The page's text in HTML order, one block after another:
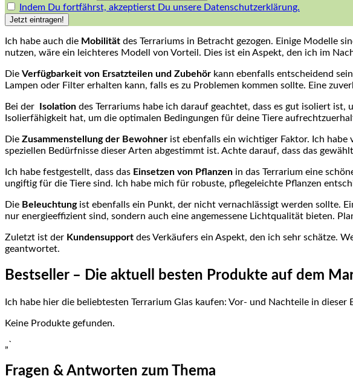
Indem Du fortfährst, akzeptierst Du unsere Datenschutzerklärung.
Ich‍ habe auch die Mobilität des Terrariums ⁤in Betracht gezogen. Einige⁤ Modelle
⁣nutzen, ⁤wäre ein leichteres Modell‌ von Vorteil. Dies ist‍ ein Aspekt, den ich ⁣im‌
Die Verfügbarkeit von Ersatzteilen⁤ und Zubehör kann⁤ ebenfalls entscheidend
Lampen oder Filter erhalten⁣ kann, falls ⁢es zu Problemen kommen sollte. Eine
Bei ⁣der ‍ Isolation des Terrariums habe ich darauf geachtet, dass​ es gut isoliert
Isolierfähigkeit hat, ⁣um die optimalen Bedingungen ‌für deine Tiere
Die Zusammenstellung der Bewohner ist ebenfalls⁤ ein wichtiger Faktor. Ich habe
speziellen‍ Bedürfnisse dieser Arten abgestimmt ⁤ist. ‌Achte darauf,​ dass das
Ich habe festgestellt, dass das Einsetzen von Pflanzen in das ⁣Terrarium eine
ungiftig für ⁣die Tiere‍ sind.​ Ich habe mich für robuste,‌ pflegeleichte Pflanzen
Die Beleuchtungist ebenfalls‍ ein Punkt, der nicht‌ vernachlässigt werden sollte.
nur ⁢energieeffizient sind, sondern auch eine angemessene Lichtqualität bieten.
Zuletzt ist der Kundensupport des Verkäufers ein Aspekt, den ich sehr schätze.⁢
geantwortet.
Bestseller – ⁣Die aktuell besten Produkte auf dem
Ich habe⁢ hier die beliebtesten Terrarium Glas‌ kaufen: Vor- und Nachteile in
Keine Produkte gefunden.
„`
Fragen‌ & ‍Antworten zum Thema